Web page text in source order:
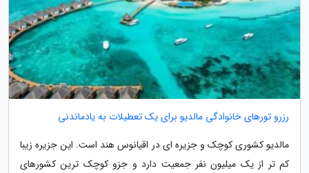
رزرو تورهای خانوادگی مالدیو برای یک تعطیلات به یادماندنی
مالدیو کشوری کوچک و جزیره ای در اقیانوس هند است. این جزیره زیبا
کم تر از یک میلیون نفر جمعیت دارد و جزو کوچک ترین کشورهای